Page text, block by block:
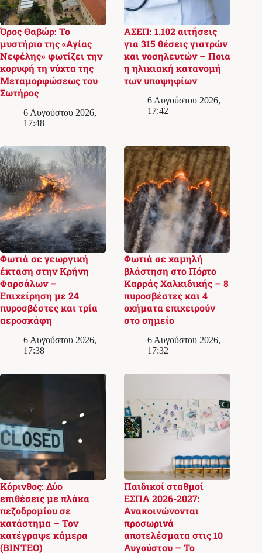
Όρος Θαβώρ: Το
μυστήριο της «Αγίας
Νεφέλης» φωτίζει την
κορυφή τη νύχτα της
Μεταμορφώσεως του
Σωτήρος
6 Αυγούστου 2026,
17:48
ΑΣΕΠ: 1.102 αιτήσεις
για 315 θέσεις γιατρών
και νοσηλευτών – Ποια
η ηλικιακή κατανομή
των υποψηφίων
6 Αυγούστου 2026,
17:42
Φωτιά σε γεωργική
έκταση στην Κρήνη
Φαρσάλων –
Επιχείρηση με 24
πυροσβέστες και τρία
αεροσκάφη
6 Αυγούστου 2026,
17:38
Φωτιά σε χαμηλή
βλάστηση στο Πόρτο
Καρράς Χαλκιδικής – 8
πυροσβέστες και 4
οχήματα επιχειρούν
στο σημείο
6 Αυγούστου 2026,
17:32
Κόρινθος: Δύο
επιθέσεις με πλάκα
πεζοδρομίου σε
κατάστημα – Τον
κατέγραψε κάμερα
(ΒΙΝΤΕΟ)
Παιδικοί σταθμοί
ΕΣΠΑ 2026-2027:
Ανακοινώνονται
προσωρινά
αποτελέσματα στις 10
Αυγούστου – Το